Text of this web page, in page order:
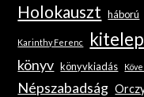
Holokauszt háború
Karinthy Ferenc
könyv könyvkiadás
Népszabadság